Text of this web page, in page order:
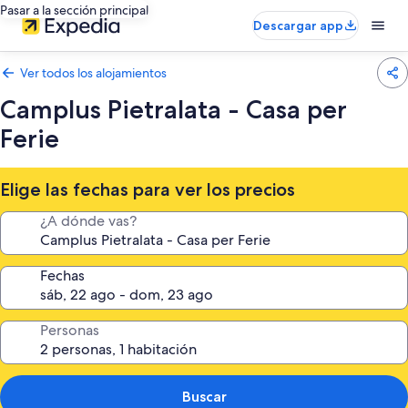
Pasar a la sección principal
Descargar app
Ver todos los alojamientos
Camplus Pietralata - Casa per
Ferie
Elige las fechas para ver los precios
¿A dónde vas?
Fechas
Personas
Buscar